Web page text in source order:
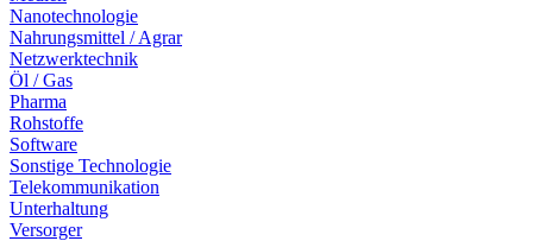
Nanotechnologie
Nahrungsmittel / Agrar
Netzwerktechnik
Öl / Gas
Pharma
Rohstoffe
Software
Sonstige Technologie
Telekommunikation
Unterhaltung
Versorger